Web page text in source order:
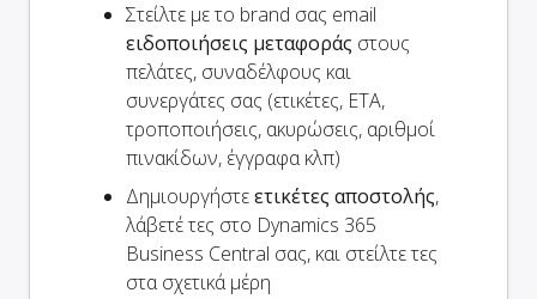
Στείλτε με το brand σας email
ειδοποιήσεις μεταφοράς στους
πελάτες, συναδέλφους και
συνεργάτες σας (ετικέτες, ETA,
τροποποιήσεις, ακυρώσεις, αριθμοί
πινακίδων, έγγραφα κλπ)
Δημιουργήστεετικέτες αποστολής,
λάβετέ τες στο Dynamics 365
Business Central σας, και στείλτε τες
στα σχετικά μέρη